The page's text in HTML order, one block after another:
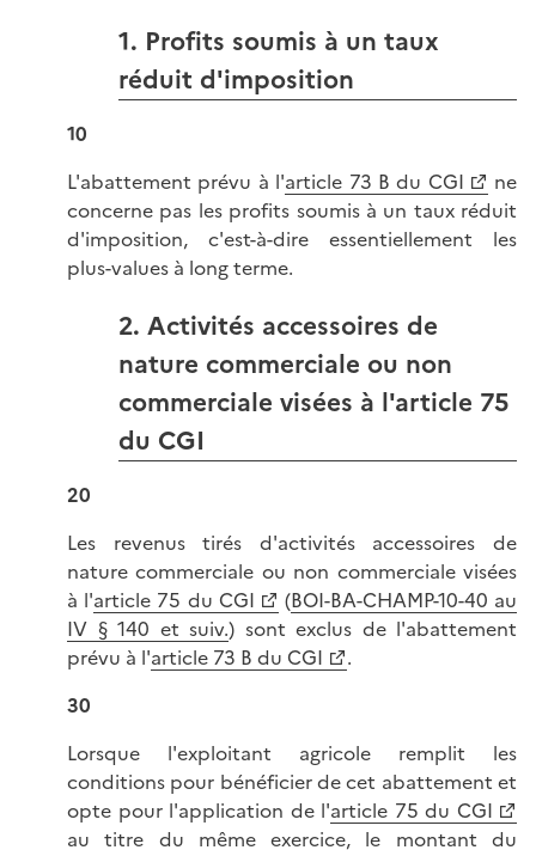
1. Profits soumis à un taux
réduit d'imposition
10
L'abattement prévu à l'article 73 B du CGI
ne
concerne pas les profits soumis à un taux réduit
d'imposition, c'est-à-dire essentiellement les
plus-values à long terme.
2. Activités accessoires de
nature commerciale ou non
commerciale visées à l'article 75
du CGI
20
Les revenus tirés d'activités accessoires de
nature commerciale ou non commerciale visées
à l'article 75 du CGI (BOI-BA-CHAMP-10-40 au
IV § 140 et suiv.) sont exclus de l'abattement
prévu à l'article 73 B du CGI
.
30
Lorsque l'exploitant agricole remplit les
conditions pour bénéficier de cet abattement et
opte pour l'application de l'article 75 du CGI
au titre du même exercice, le montant du